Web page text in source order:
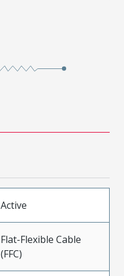
Active
Flat-Flexible Cable
(FFC)